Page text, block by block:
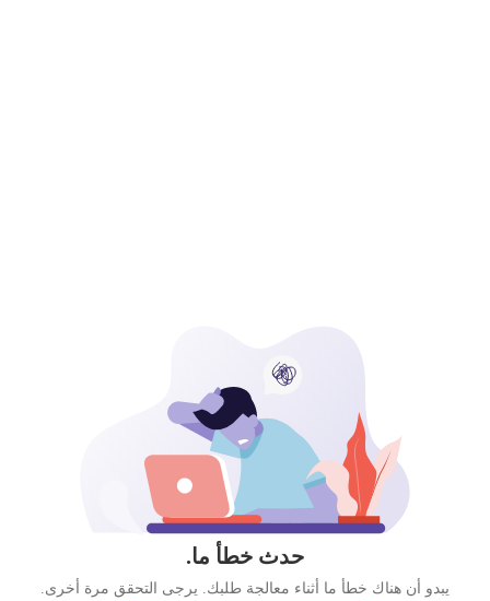
حدث خطأ ما.
يبدو أن هناك خطأ ما أثناء معالجة طلبك. يرجى التحقق مرة أخرى.